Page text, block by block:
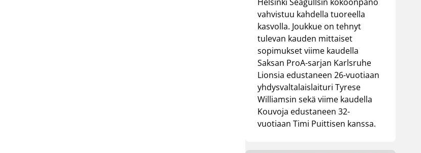
vahvistuu kahdella tuoreella
kasvolla. Joukkue on tehnyt
tulevan kauden mittaiset
sopimukset viime kaudella
Saksan ProA-sarjan Karlsruhe
Lionsia edustaneen 26-vuotiaan
yhdysvaltalaislaituri Tyrese
Williamsin sekä viime kaudella
Kouvoja edustaneen 32-
vuotiaan Timi Puittisen kanssa.